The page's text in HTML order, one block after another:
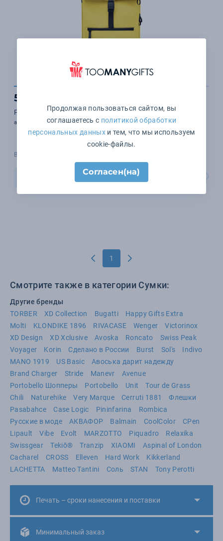
5 789 ₽
Рюкзак URBAN DAILY для ноутбука 15.6"
арт. 420014
В наличии 2769 шт.
1
Смотрите также в категории Сумки:
Другие бренды
TORBER
XD Collection Bugatti
Happy Gifts Extra
Molti
KLONDIKE 1896 RIVACASE Wenger
Victorinox
XD Design
XD Xclusive Avoska Roncato
Swiss Peak
Voyager
Korin Сделано в России Burst Sol's
Indivo
MANO 1919
US Basic
Авоська дарит надежду
Brand Charger
Stride Manevr
Avenue
Portobello Шопперы
Portobello Unit
Tour de Grass
Chili
Naturehike Very Marque Cerruti 1881
Флешки
Pasabahce
Case Logic Pininfarina
Rombica
Русские в моде
АКВАФОР Balmain CoolColor
CPen
Lipault
Vibe Evolt MARZOTTO Piquadro
Relaxika
Swissgear
Tekiō® Tranzip XIAOMI
Aspinal of London
Cacharel
CROSS Elleven Hard Work
Kikkerland
LACHETTA
Matteo Tantini Соль STAN Tony Perotti
Печать – сроки нанесения и поставки
Минимальный заказ
Продолжая пользоваться сайтом, вы
соглашаетесь с политикой обработки
персональных данныхи тем, что мы используем
cookie-файлы.
Согласен(на)